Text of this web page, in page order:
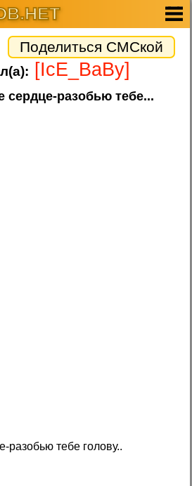
Поделиться СМСкой
[IcE_BaBy]
сердце-разобью тебе...
разобью тебе голову..